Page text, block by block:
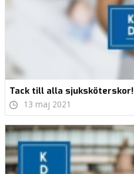
Tack till alla sjuksköterskor!
13 maj 2021